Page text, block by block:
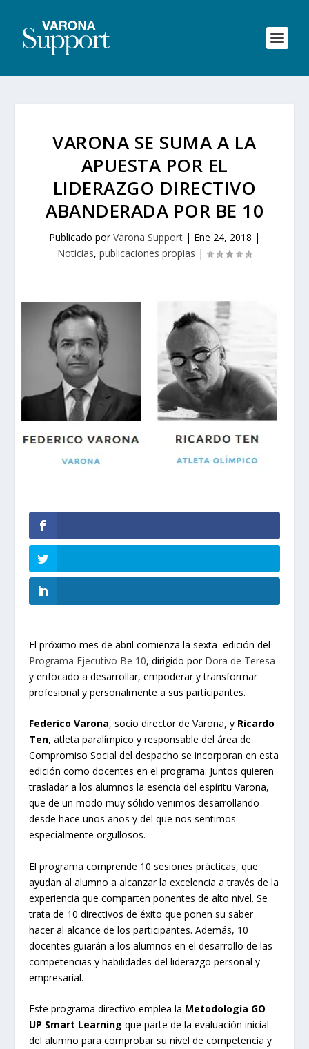
VARONA SE SUMA A LA
APUESTA POR EL
LIDERAZGO DIRECTIVO
ABANDERADA POR BE 10
Publicado porVarona Support | Ene 24, 2018 |
Noticias, publicaciones propias |
El próximo mes de abril comienza la sexta edición del
Programa Ejecutivo Be 10, dirigido por Dora de Teresa
y enfocado a desarrollar, empoderar y transformar
profesional y personalmente a sus participantes.
Federico Varona, socio director de Varona, y Ricardo
Ten, atleta paralímpico y responsable del área de
Compromiso Social del despacho se incorporan en esta
edición como docentes en el programa. Juntos quieren
trasladar a los alumnos la esencia del espíritu Varona,
que de un modo muy sólido venimos desarrollando
desde hace unos años y del que nos sentimos
especialmente orgullosos.
El programa comprende 10 sesiones prácticas, que
ayudan al alumno a alcanzar la excelencia a través de la
experiencia que comparten ponentes de alto nivel. Se
trata de 10 directivos de éxito que ponen su saber
hacer al alcance de los participantes. Además, 10
docentes guiarán a los alumnos en el desarrollo de las
competencias y habilidades del liderazgo personal y
empresarial.
Este programa directivo emplea la Metodología GO
UP Smart Learning que parte de la evaluación inicial
del alumno para comprobar su nivel de competencia y